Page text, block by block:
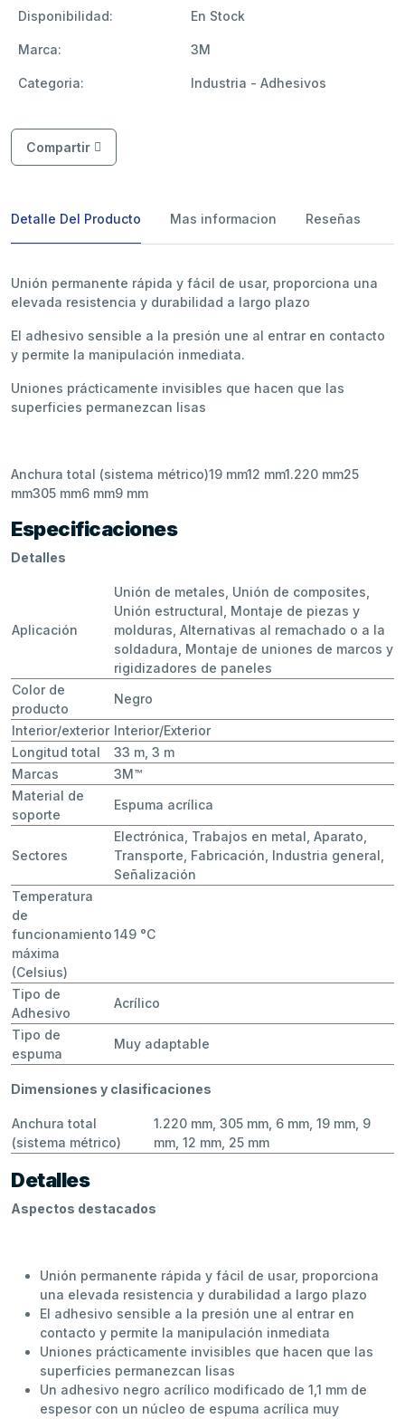
Disponibilidad: En Stock
Marca: 3M
Categoria: Industria - Adhesivos
Compartir
Detalle Del Producto Mas informacion Reseñas
Unión permanente rápida y fácil de usar, proporciona una
elevada resistencia y durabilidad a largo plazo
El adhesivo sensible a la presión une al entrar en contacto
y permite la manipulación inmediata.
Uniones prácticamente invisibles que hacen que las
superficies permanezcan lisas
Anchura total (sistema métrico)19 mm12 mm1.220 mm25
mm305 mm6 mm9 mm
Especificaciones
Detalles
Aplicación
Unión de metales, Unión de composites,
Unión estructural, Montaje de piezas y
molduras, Alternativas al remachado o a la
soldadura, Montaje de uniones de marcos y
rigidizadores de paneles
Color de
producto
Negro
Interior/exterior Interior/Exterior
Longitud total
33 m, 3 m
Marcas
3M™
Material de
soporte
Espuma acrílica
Sectores
Electrónica, Trabajos en metal, Aparato,
Transporte, Fabricación, Industria general,
Señalización
Temperatura
de
funcionamiento
máxima
(Celsius)
149 °C
Tipo de
Adhesivo
Acrílico
Tipo de
espuma
Muy adaptable
Dimensiones y clasificaciones
Anchura total
(sistema métrico)
1.220 mm, 305 mm, 6 mm, 19 mm, 9
mm, 12 mm, 25 mm
Detalles
Aspectos destacados
Unión permanente rápida y fácil de usar, proporciona
una elevada resistencia y durabilidad a largo plazo
El adhesivo sensible a la presión une al entrar en
contacto y permite la manipulación inmediata
Uniones prácticamente invisibles que hacen que las
superficies permanezcan lisas
Un adhesivo negro acrílico modificado de 1,1 mm de
espesor con un núcleo de espuma acrílica muy